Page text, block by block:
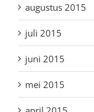
augustus 2015
juli 2015
juni 2015
mei 2015